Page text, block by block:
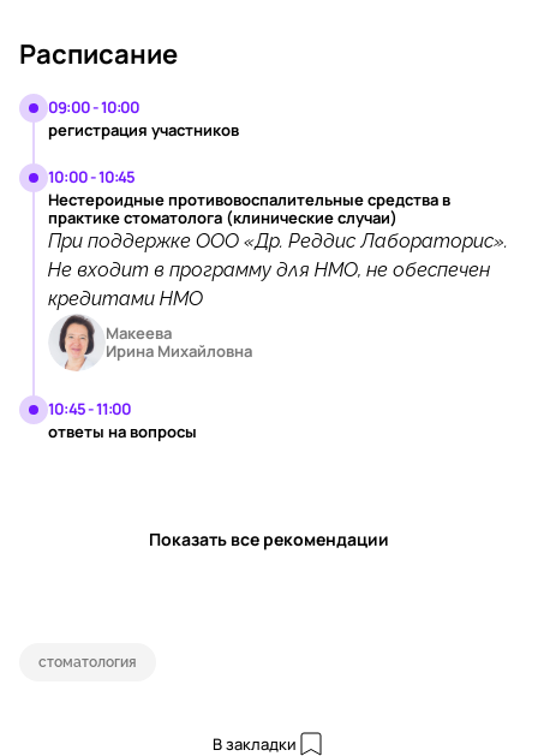
Расписание
09:00 - 10:00
регистрация участников
10:00 - 10:45
Нестероидные противовоспалительные средства в
практике стоматолога (клинические случаи)
При поддержке ООО «Др. Реддис Лабораторис».
Не входит в программу для НМО, не обеспечен
кредитами НМО
Макеева
Ирина Михайловна
10:45 - 11:00
ответы на вопросы
Показать все рекомендации
стоматология
В закладки